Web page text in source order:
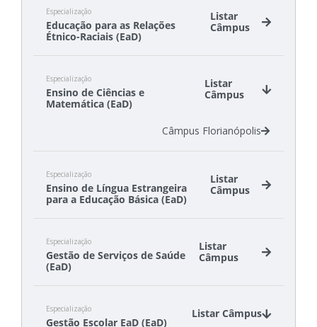
Especialização
Educação para as Relações
Étnico-Raciais (EaD)
Listar
Câmpus
Câmpus São Miguel do Oeste
Especialização
Ensino de Ciências e
Matemática (EaD)
Listar
Câmpus
Câmpus Florianópolis
Especialização
Ensino de Língua Estrangeira
para a Educação Básica (EaD)
Listar
Câmpus
Câmpus São José
Especialização
Gestão de Serviços de Saúde
(EaD)
Listar
Câmpus
Câmpus Itajaí
Especialização
Gestão Escolar EaD (EaD)
Listar Câmpus